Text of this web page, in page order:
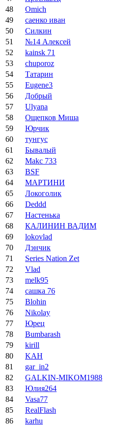
48
Omich
49
саенко иван
50
Силкин
51
№14 Алексей
52
kainsk 71
53
chuporoz
54
Татарин
55
Eugene3
56
Добрый
57
Ulyana
58
Ощепков Миша
59
Юрчик
60
тунгус
61
Бывалый
62
Makc 733
63
BSF
64
МАРТИНИ
65
Локоголик
66
Deddd
67
Настенька
68
КАЛИНИН ВАДИМ
69
lokovlad
70
Дэнчик
71
Series Nation Zet
72
Vlad
73
melk95
74
сашка 76
75
Blohin
76
Nikolay
77
Юрец
78
Bumbarash
79
kirill
80
KAH
81
gar_in2
82
GALKIN-MIKOM1988
83
Юлия264
84
Vasa77
85
RealFlash
86
karhu